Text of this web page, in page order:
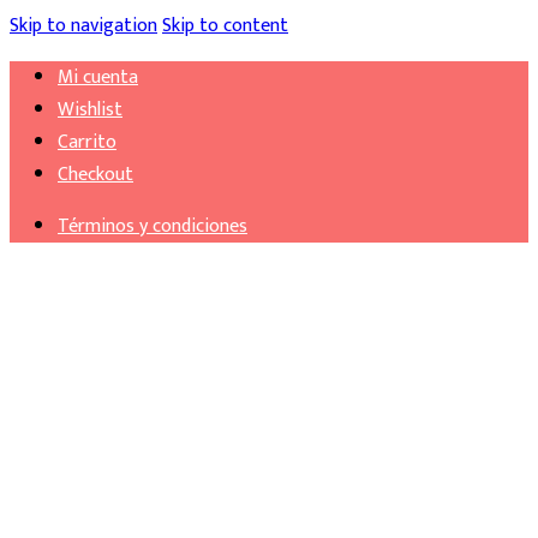
Skip to navigationSkip to content
Mi cuenta
Wishlist
Carrito
Checkout
Términos y condiciones